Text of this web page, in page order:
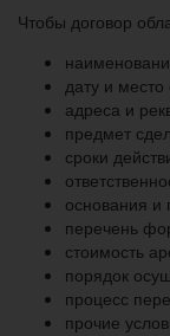
Чтобы договор
дату и место
адреса и
предмет
сроки
основания и
перечень
стоимость
порядок
процесс
прочие